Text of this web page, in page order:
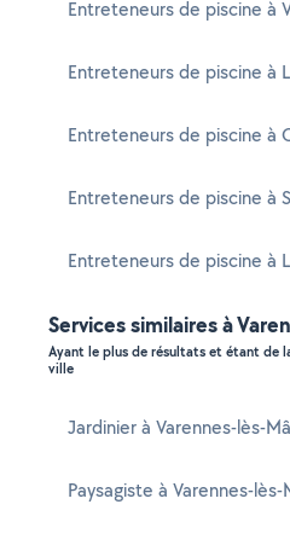
Entreteneurs de piscine à
Entreteneurs de piscine à
Entreteneurs de piscine à
Entreteneurs de piscine à
Entreteneurs de piscine à
Services similaires à
Ayant le plus de résultats et étant de
ville
Jardinier à Varennes-lès-
Paysagiste à Varennes-